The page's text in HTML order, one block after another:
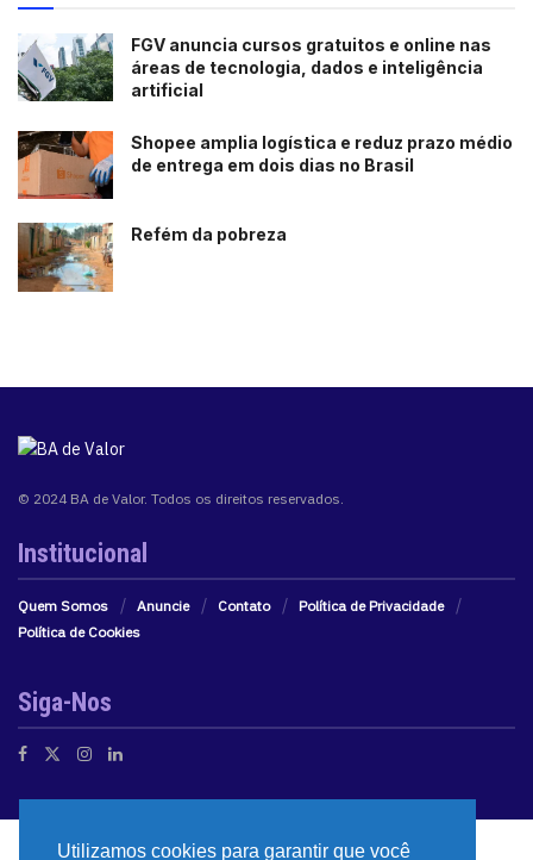
FGV anuncia cursos gratuitos e online nas
áreas de tecnologia, dados e inteligência
artificial
Shopee amplia logística e reduz prazo médio
de entrega em dois dias no Brasil
Refém da pobreza
© 2024 BA de Valor. Todos os direitos reservados.
Institucional
Quem Somos Anuncie Contato
Política de Privacidade
Política de Cookies
Siga-Nos
Utilizamos cookies para garantir que você